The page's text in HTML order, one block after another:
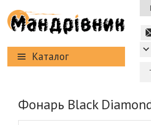
Каталог
Фонарь Black